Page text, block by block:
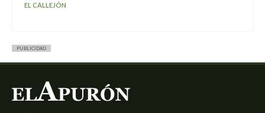
EL CALLEJÓN
PUBLICIDAD